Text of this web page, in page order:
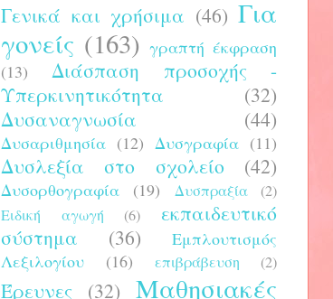
Γενικά και χρήσιμα (46) Για
γονείς (163) γραπτή έκφραση
(13)
Διάσπαση προσοχής -
Υπερκινητικότητα
(32)
Δυσαναγνωσία
(44)
Δυσαριθμησία (12) Δυσγραφία (11)
Δυσλεξία στο σχολείο (42)
Δυσορθογραφία (19) Δυσπραξία
(2)
Ειδική αγωγή
(6)
εκπαιδευτικό
σύστημα
(36)
Εμπλουτισμός
Λεξιλογίου
(16) επιβράβευση (2)
Έρευνες (32)
Μαθησιακές